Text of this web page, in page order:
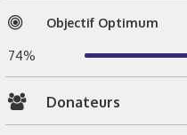
Objectif Optimum
74%
Donateurs